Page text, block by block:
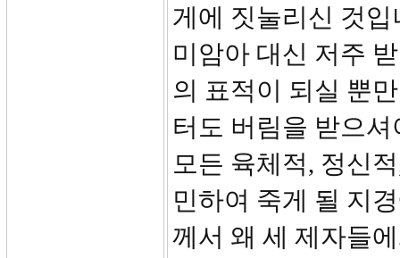
게에 짓눌리신 것
미암아 대신 저주
의 표적이 되실 뿐
터도 버림을 받으
모든 육체적, 정신
민하여 죽게 될 지
께서 왜 세 제자들